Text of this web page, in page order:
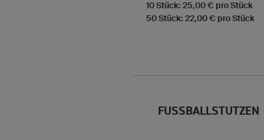
10 Stück: 25,00 € pro Stück
50 Stück: 22,00 € pro Stück
FUSSBALLSTUTZEN